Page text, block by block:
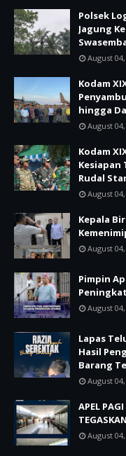
Polsek
Jagung
August
Kodam
hingga
August
Kodam
Kesiapan
Rudal
August
Kepala
August
Pimpin
August
Lapas
Hasil
Barang
August
APEL
August